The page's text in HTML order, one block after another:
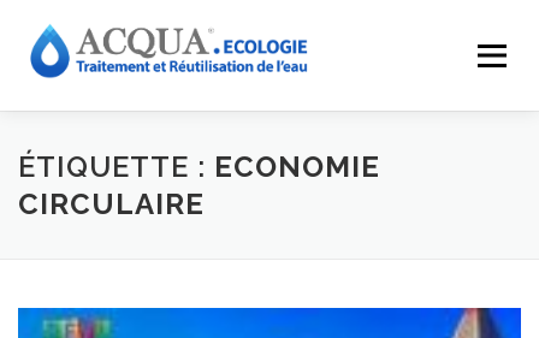
Menu
RESSOURCES ACQUA-SHOP
ÉTIQUETTE : ECONOMIE
CIRCULAIRE